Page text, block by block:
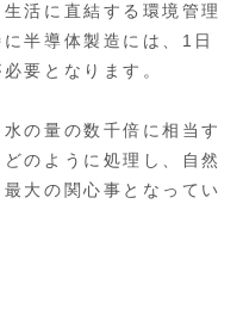
活に直結する環境管理
半導体製造には、1日
要となります。
の量の数千倍に相当す
のように処理し、自然
大の関心事となってい